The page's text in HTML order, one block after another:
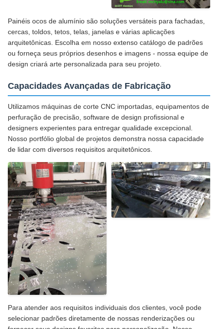
Painéis ocos de alumínio são soluções versáteis para fachadas,
cercas, toldos, tetos, telas, janelas e várias aplicações
arquitetônicas. Escolha em nosso extenso catálogo de padrões
ou forneça seus próprios desenhos e imagens - nossa equipe de
design criará arte personalizada para seu projeto.
Capacidades Avançadas de Fabricação
Utilizamos máquinas de corte CNC importadas, equipamentos de
perfuração de precisão, software de design profissional e
designers experientes para entregar qualidade excepcional.
Nosso portfólio global de projetos demonstra nossa capacidade
de lidar com diversos requisitos arquitetônicos.
Para atender aos requisitos individuais dos clientes, você pode
selecionar padrões diretamente de nossas renderizações ou